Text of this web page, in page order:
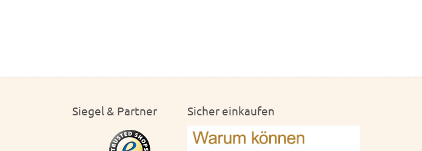
Siegel & Partner Sicher einkaufen